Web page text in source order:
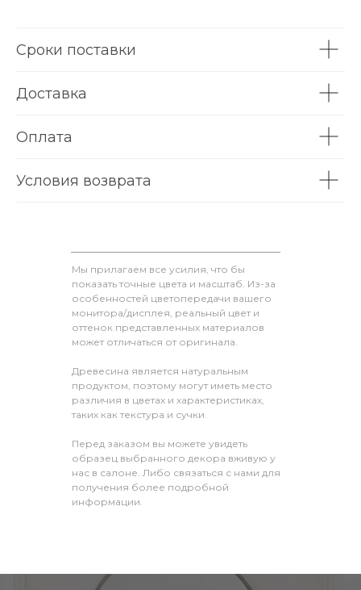
Сроки поставки
Доставка
Оплата
Условия возврата
Мы прилагаем все усилия, что бы
показать точные цвета и масштаб. Из-за
особенностей цветопередачи вашего
монитора/дисплея, реальный цвет и
оттенок представленных материалов
может отличаться от оригинала.
Древесина является натуральным
продуктом, поэтому могут иметь место
различия в цветах и характеристиках,
таких как текстура и сучки.
Перед заказом вы можете увидеть
образец выбранного декора вживую у
нас в салоне. Либо связаться с нами для
получения более подробной
информации.